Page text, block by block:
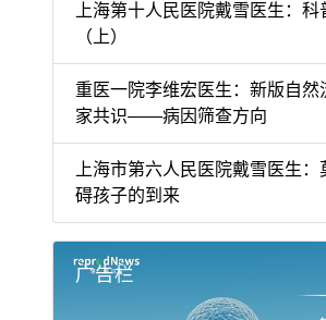
上海第十人民医院戴雪医生：科
（上）
重医一院李维宏医生：新版自然
家共识——病因筛查方向
上海市第六人民医院戴雪医生：
碍孩子的到来
广告栏